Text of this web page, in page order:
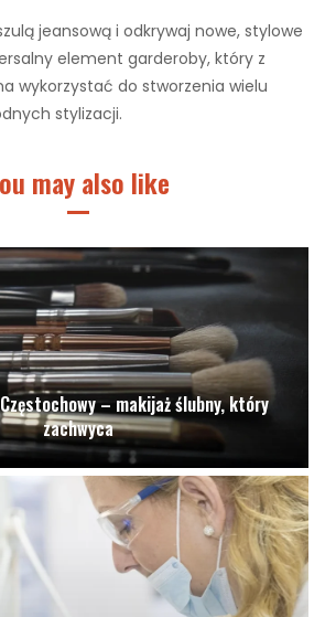
jeansową i odkrywaj nowe, stylowe
element garderoby, który z
wykorzystać do stworzenia wielu
stylizacji.
may also like
– makijaż ślubny, który
zachwyca